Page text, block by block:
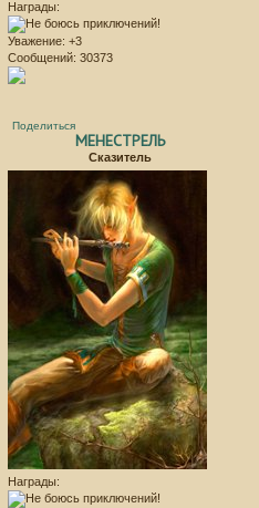
Награды:
Уважение: +3
Сообщений: 30373
Поделиться
МЕНЕСТРЕЛЬ
Сказитель
Награды: